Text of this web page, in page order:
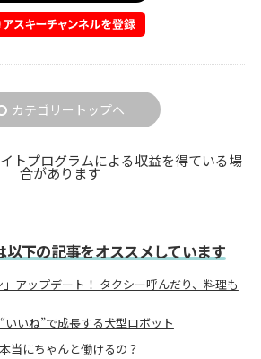
カテゴリートップへ
トプログラムによる収益を得ている場
合があります
下の記事をオススメしています
アップデート！ タクシー呼んだり、料理も
いね”で成長する犬型ロボット
当にちゃんと働けるの？